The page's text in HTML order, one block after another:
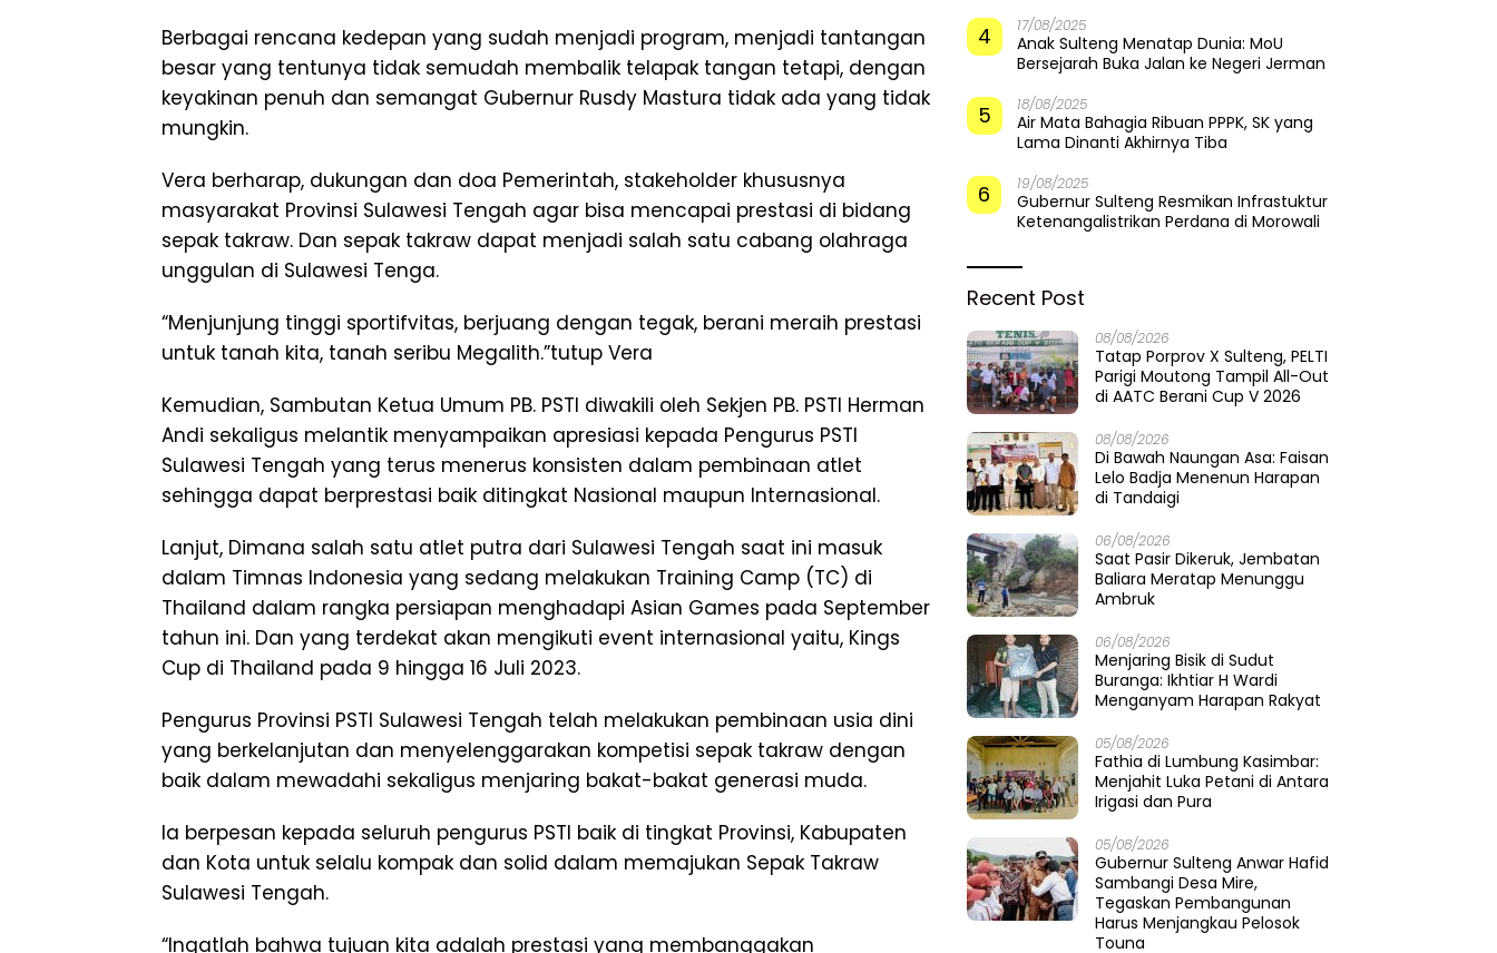
Berbagai rencana kedepan yang sudah menjadi program, menjadi tantangan
besar yang tentunya tidak semudah membalik telapak tangan tetapi, dengan
keyakinan penuh dan semangat Gubernur Rusdy Mastura tidak ada yang tidak
mungkin.
Vera berharap, dukungan dan doa Pemerintah, stakeholder khususnya
masyarakat Provinsi Sulawesi Tengah agar bisa mencapai prestasi di bidang
sepak takraw. Dan sepak takraw dapat menjadi salah satu cabang olahraga
unggulan di Sulawesi Tenga.
“Menjunjung tinggi sportifvitas, berjuang dengan tegak, berani meraih prestasi
untuk tanah kita, tanah seribu Megalith.”tutup Vera
Kemudian, Sambutan Ketua Umum PB. PSTI diwakili oleh Sekjen PB. PSTI Herman
Andi sekaligus melantik menyampaikan apresiasi kepada Pengurus PSTI
Sulawesi Tengah yang terus menerus konsisten dalam pembinaan atlet
sehingga dapat berprestasi baik ditingkat Nasional maupun Internasional.
Lanjut, Dimana salah satu atlet putra dari Sulawesi Tengah saat ini masuk
dalam Timnas Indonesia yang sedang melakukan Training Camp (TC) di
Thailand dalam rangka persiapan menghadapi Asian Games pada September
tahun ini. Dan yang terdekat akan mengikuti event internasional yaitu, Kings
Cup di Thailand pada 9 hingga 16 Juli 2023.
Pengurus Provinsi PSTI Sulawesi Tengah telah melakukan pembinaan usia dini
yang berkelanjutan dan menyelenggarakan kompetisi sepak takraw dengan
baik dalam mewadahi sekaligus menjaring bakat-bakat generasi muda.
Ia berpesan kepada seluruh pengurus PSTI baik di tingkat Provinsi, Kabupaten
dan Kota untuk selalu kompak dan solid dalam memajukan Sepak Takraw
Sulawesi Tengah.
“Ingatlah bahwa tujuan kita adalah prestasi yang membanggakan
4 17/08/2025
Anak Sulteng Menatap Dunia: MoU
Bersejarah Buka Jalan ke Negeri Jerman
5 18/08/2025
Air Mata Bahagia Ribuan PPPK, SK yang
Lama Dinanti Akhirnya Tiba
6 19/08/2025
Gubernur Sulteng Resmikan Infrastuktur
Ketenangalistrikan Perdana di Morowali
Recent Post
08/08/2026
Tatap Porprov X Sulteng, PELTI
Parigi Moutong Tampil All-Out
di AATC Berani Cup V 2026
08/08/2026
Di Bawah Naungan Asa: Faisan
Lelo Badja Menenun Harapan
di Tandaigi
06/08/2026
Saat Pasir Dikeruk, Jembatan
Baliara Meratap Menunggu
Ambruk
06/08/2026
Menjaring Bisik di Sudut
Buranga: Ikhtiar H Wardi
Menganyam Harapan Rakyat
05/08/2026
Fathia di Lumbung Kasimbar:
Menjahit Luka Petani di Antara
Irigasi dan Pura
05/08/2026
Gubernur Sulteng Anwar Hafid
Sambangi Desa Mire,
Tegaskan Pembangunan
Harus Menjangkau Pelosok
Touna